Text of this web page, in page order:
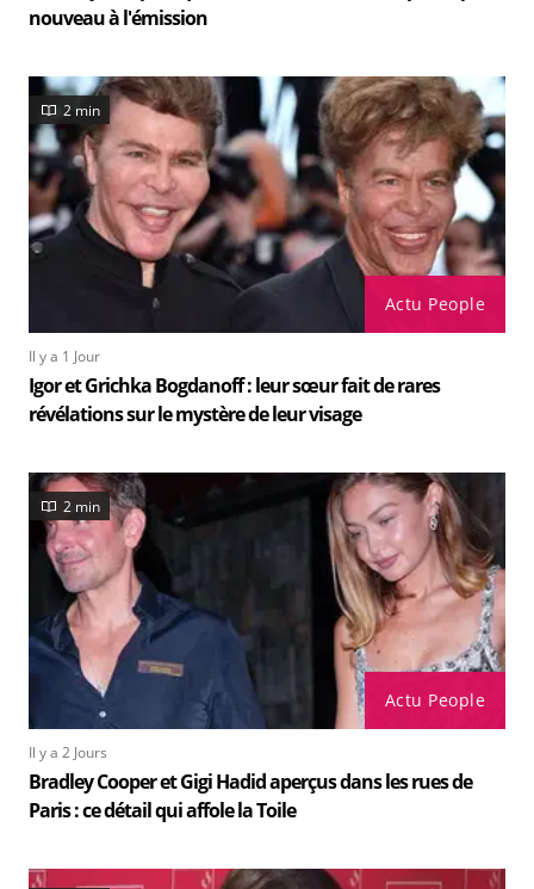
nouveau à l'émission
Actu People
2 min
Il y a 1 Jour
Igor et Grichka Bogdanoff : leur sœur fait de rares
révélations sur le mystère de leur visage
Actu People
2 min
Il y a 2 Jours
Bradley Cooper et Gigi Hadid aperçus dans les rues de
Paris : ce détail qui affole la Toile